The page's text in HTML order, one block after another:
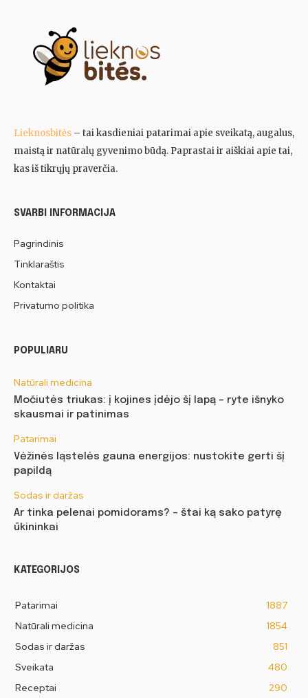
Lieknosbitės – tai kasdieniai patarimai apie sveikatą, augalus,
maistą ir natūralų gyvenimo būdą. Paprastai ir aiškiai apie tai,
kas iš tikrųjų praverčia.
SVARBI INFORMACIJA
Pagrindinis
Tinklaraštis
Kontaktai
Privatumo politika
POPULIARU
Natūrali medicina
Močiutės triukas: į kojines įdėjo šį lapą – ryte išnyko
skausmai ir patinimas
Patarimai
Vėžinės ląstelės gauna energijos: nustokite gerti šį
papildą
Sodas ir daržas
Ar tinka pelenai pomidorams? – štai ką sako patyrę
ūkininkai
KATEGORIJOS
Patarimai
1887
Natūrali medicina
1854
Sodas ir daržas
851
Sveikata
480
Receptai
290